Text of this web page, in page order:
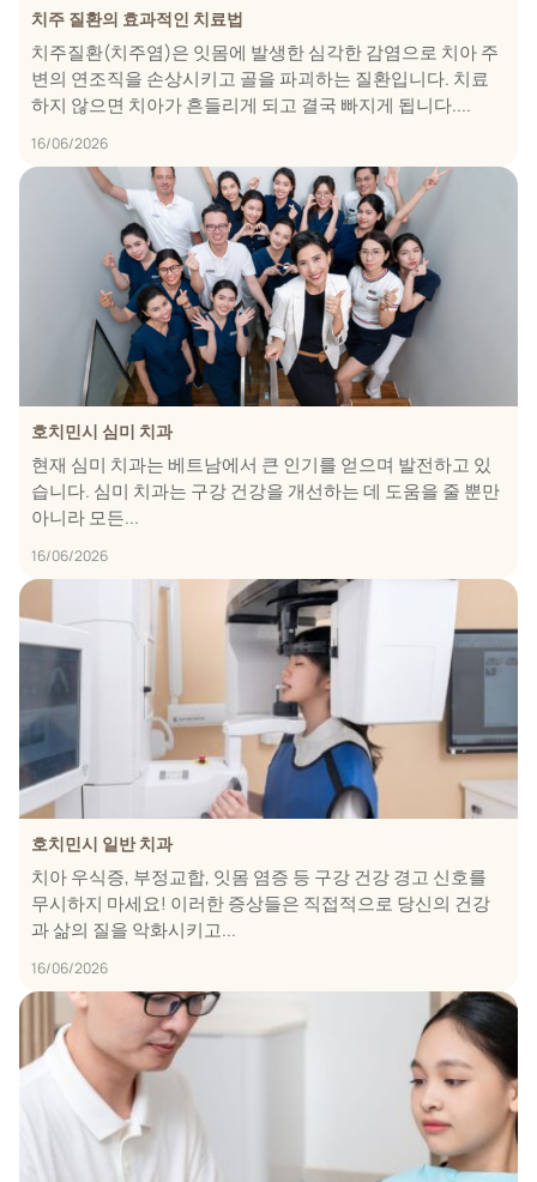
치주 질환의 효과적인 치료법
치주질환(치주염)은 잇몸에 발생한 심각한 감염으로 치아 주
변의 연조직을 손상시키고 골을 파괴하는 질환입니다. 치료
하지 않으면 치아가 흔들리게 되고 결국 빠지게 됩니다....
16/06/2026
호치민시 심미 치과
현재 심미 치과는 베트남에서 큰 인기를 얻으며 발전하고 있
습니다. 심미 치과는 구강 건강을 개선하는 데 도움을 줄 뿐만
아니라 모든...
16/06/2026
호치민시 일반 치과
치아 우식증, 부정교합, 잇몸 염증 등 구강 건강 경고 신호를
무시하지 마세요! 이러한 증상들은 직접적으로 당신의 건강
과 삶의 질을 악화시키고...
16/06/2026